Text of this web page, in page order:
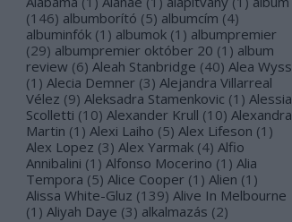
(146) albumborító (5) albumcím (4)
albuminfók (1 ) albumok (1 ) albumpremier
(29) albumpremier október 20 (1 ) album
review (6) Aleah Stanbridge (40) Alea Wyss
(1 ) Alecia Demner (3) Alejandra Villarreal
Vélez (9) Aleksadra Stamenkovic (1 ) Alessia
Scolletti (10) Alexander Krull (10) Alexandra
Martin (1 ) Alexi Laiho (5) Alex Lifeson (1 )
Alex Lopez (3) Alex Yarmak (4) Alfio
Annibalini (1 ) Alfonso Mocerino (1 ) Alia
Tempora (5) Alice Cooper (1 ) Alien (1 )
Alissa White-Gluz (139) Alive In Melbourne
(1 ) Aliyah Daye (3) alkalmazás (2)